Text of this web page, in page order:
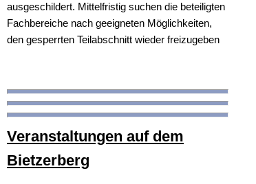
ausgeschildert. Mittelfristig suchen die beteiligten
Fachbereiche nach geeigneten Möglichkeiten,
den gesperrten Teilabschnitt wieder freizugeben
Veranstaltungen auf dem
Bietzerberg